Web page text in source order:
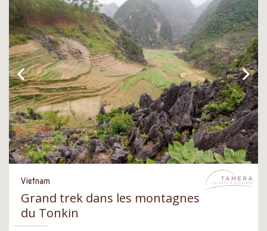
Vietnam
Grand trek dans les montagnes
du Tonkin